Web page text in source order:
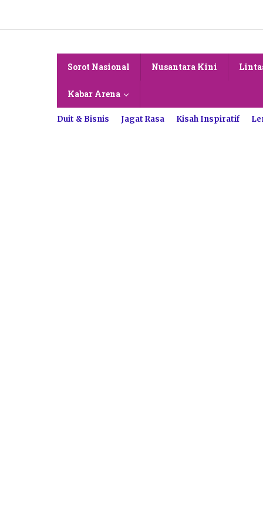
konten
Sorot Nasional Nusantara Kini
Kabar Arena
Duit & Bisnis Jagat Rasa Kisah Inspiratif